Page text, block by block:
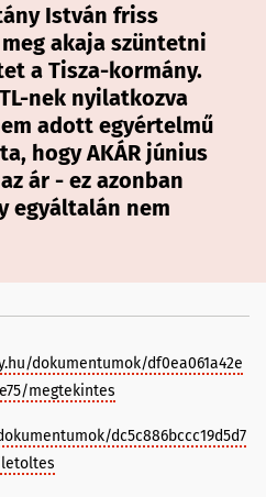
István friss
akaja szüntetni
a Tisza-kormány.
nek nyilatkozva
adott egyértelmű
hogy AKÁR június
ár - ez azonban
egyáltalán nem
dokumentumok/df0ea061a42e
megtekintes
dc5c886bccc19d5d7
letoltes